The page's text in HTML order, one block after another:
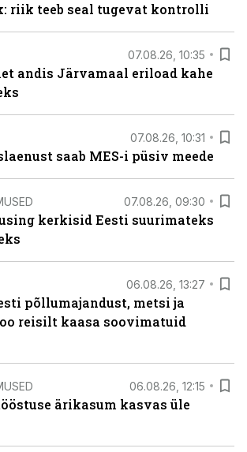
riik teeb seal tugevat kontrolli
07.08.26, 10:35
andis Järvamaal eriload kahe
07.08.26, 10:31
saab MES-i püsiv meede
07.08.26, 09:30
kerkisid Eesti suurimateks
06.08.26, 13:27
põllumajandust, metsi ja
reisilt kaasa soovimatuid
06.08.26, 12:15
ärikasum kasvas üle